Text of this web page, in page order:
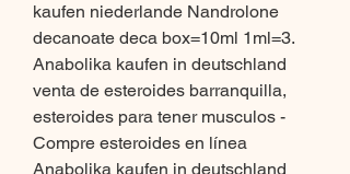
kaufen niederlande Nandrolone
decanoate deca box=10ml 1ml=3.
Anabolika kaufen in deutschland
venta de esteroides barranquilla,
esteroides para tener musculos -
Compre esteroides en línea
Anabolika kaufen in deutschland